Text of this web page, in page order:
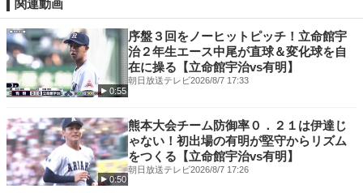
utm_source=sportsnavi&utm_medium=vod
⚾️プロ野球速報
▶︎https://sportsbull.jp/stats/npb/?
utm_source=sportsnavi&utm_medium=vod
▶︎https://sportsbull.jp/stats/mlb/?
utm_source=sportsnavi&utm_medium=vod
✔️アプリで観るならこちら
iOS：https://apple.co/3NLUv5d
関連動画
0:55
序盤３回をノーヒットピッチ！立命館宇
治２年生エース中尾が直球＆変化球を自
在に操る【立命館宇治vs有明】
朝日放送テレビ2026/8/7 17:33
0:50
熊本大会チーム防御率０．２１は伊達じ
ゃない！初出場の有明が堅守からリズム
をつくる【立命館宇治vs有明】
朝日放送テレビ2026/8/7 17:26